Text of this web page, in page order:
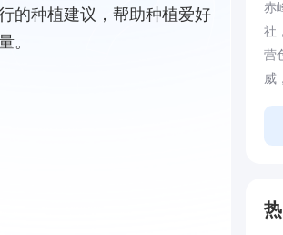
的种植建议，帮助种植爱好
。
赤
社
营
威